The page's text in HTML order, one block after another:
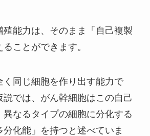
能力は、そのまま「 自己複製
ることができます。
く同じ細胞を作り出す能力で
では、がん幹細胞はこの自己
なるタイプの細胞に分化する
分化能」を持つと述べていま